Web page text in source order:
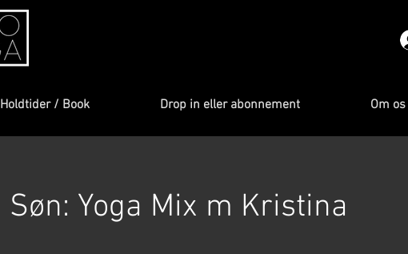
Holdtider / Book Drop in eller abonnement Om os
Søn: Yoga Mix m Kristina